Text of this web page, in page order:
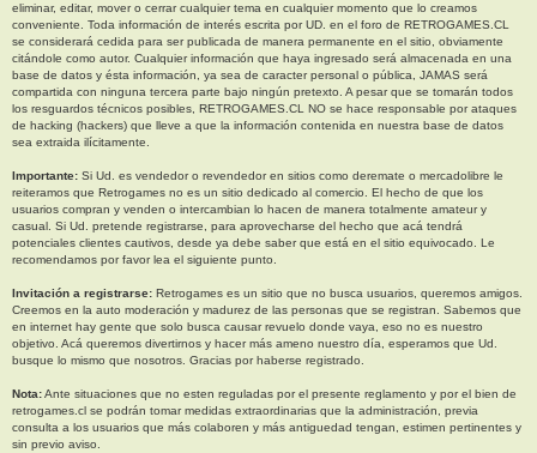
eliminar, editar, mover o cerrar cualquier tema en cualquier momento que lo creamos
conveniente. Toda información de interés escrita por UD. en el foro de RETROGAMES.CL
se considerará cedida para ser publicada de manera permanente en el sitio, obviamente
citándole como autor. Cualquier información que haya ingresado será almacenada en una
base de datos y ésta información, ya sea de caracter personal o pública, JAMAS será
compartida con ninguna tercera parte bajo ningún pretexto. A pesar que se tomarán todos
los resguardos técnicos posibles, RETROGAMES.CL NO se hace responsable por ataques
de hacking (hackers) que lleve a que la información contenida en nuestra base de datos
sea extraida ilícitamente.
Importante: Si Ud. es vendedor o revendedor en sitios como deremate o mercadolibre le
reiteramos que Retrogames no es un sitio dedicado al comercio. El hecho de que los
usuarios compran y venden o intercambian lo hacen de manera totalmente amateur y
casual. Si Ud. pretende registrarse, para aprovecharse del hecho que acá tendrá
potenciales clientes cautivos, desde ya debe saber que está en el sitio equivocado. Le
recomendamos por favor lea el siguiente punto.
Invitación a registrarse: Retrogames es un sitio que no busca usuarios, queremos amigos.
Creemos en la auto moderación y madurez de las personas que se registran. Sabemos que
en internet hay gente que solo busca causar revuelo donde vaya, eso no es nuestro
objetivo. Acá queremos divertirnos y hacer más ameno nuestro día, esperamos que Ud.
busque lo mismo que nosotros. Gracias por haberse registrado.
Nota:Ante situaciones que no esten reguladas por el presente reglamento y por el bien de
retrogames.cl se podrán tomar medidas extraordinarias que la administración, previa
consulta a los usuarios que más colaboren y más antiguedad tengan, estimen pertinentes y
sin previo aviso.